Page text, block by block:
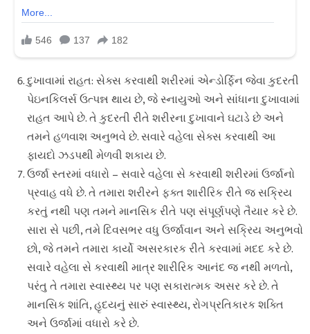
દુખાવામાં રાહત: સેક્સ કરવાથી શરીરમાં એન્ડોર્ફિન જેવા કુદરતી
પેઇનકિલર્સ ઉત્પન્ન થાય છે, જે સ્નાયુઓ અને સાંધાના દુખાવામાં
રાહત આપે છે. તે કુદરતી રીતે શરીરના દુખાવાને ઘટાડે છે અને
તમને હળવાશ અનુભવે છે. સવારે વહેલા સેક્સ કરવાથી આ
ફાયદો ઝડપથી મેળવી શકાય છે.
ઉર્જા સ્તરમાં વધારો – સવારે વહેલા સે કરવાથી શરીરમાં ઉર્જાનો
પ્રવાહ વધે છે. તે તમારા શરીરને ફક્ત શારીરિક રીતે જ સક્રિય
કરતું નથી પણ તમને માનસિક રીતે પણ સંપૂર્ણપણે તૈયાર કરે છે.
સારા સે પછી, તમે દિવસભર વધુ ઉર્જાવાન અને સક્રિય અનુભવો
છો, જે તમને તમારા કાર્યો અસરકારક રીતે કરવામાં મદદ કરે છે.
સવારે વહેલા સે કરવાથી માત્ર શારીરિક આનંદ જ નથી મળતો,
પરંતુ તે તમારા સ્વાસ્થ્ય પર પણ સકારાત્મક અસર કરે છે. તે
માનસિક શાંતિ, હૃદયનું સારું સ્વાસ્થ્ય, રોગપ્રતિકારક શક્તિ
અને ઉર્જામાં વધારો કરે છે.